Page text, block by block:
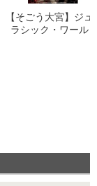
【そごう大宮】ジュ
ラシック・ワール